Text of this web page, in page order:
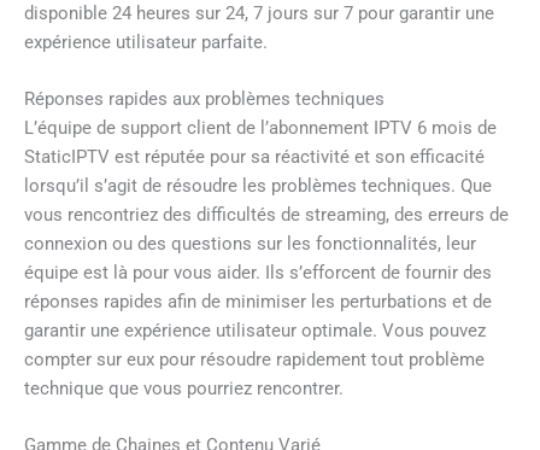
disponible 24 heures sur 24, 7 jours sur 7 pour garantir une
expérience utilisateur parfaite.
Réponses rapides aux problèmes techniques
L’équipe de support client de l’abonnement IPTV 6 mois de
StaticIPTV est réputée pour sa réactivité et son efficacité
lorsqu’il s’agit de résoudre les problèmes techniques. Que
vous rencontriez des difficultés de streaming, des erreurs de
connexion ou des questions sur les fonctionnalités, leur
équipe est là pour vous aider. Ils s’efforcent de fournir des
réponses rapides afin de minimiser les perturbations et de
garantir une expérience utilisateur optimale. Vous pouvez
compter sur eux pour résoudre rapidement tout problème
technique que vous pourriez rencontrer.
Gamme de Chaines et Contenu Varié